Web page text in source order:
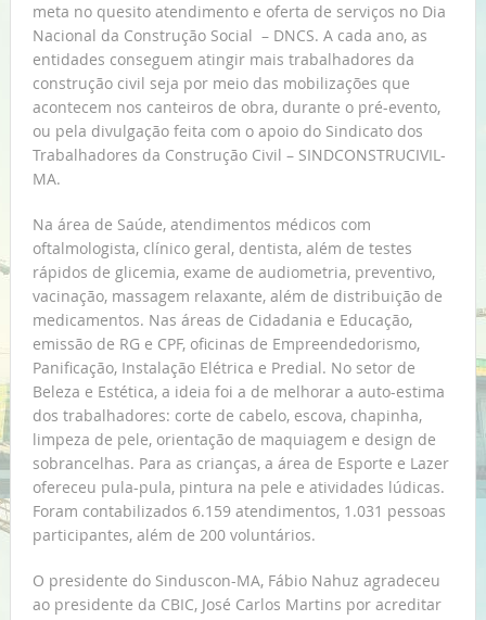
meta no quesito atendimento e oferta de serviços no Dia
Nacional da Construção Social – DNCS. A cada ano, as
entidades conseguem atingir mais trabalhadores da
construção civil seja por meio das mobilizações que
acontecem nos canteiros de obra, durante o pré-evento,
ou pela divulgação feita com o apoio do Sindicato dos
Trabalhadores da Construção Civil – SINDCONSTRUCIVIL-
MA.
Na área de Saúde, atendimentos médicos com
oftalmologista, clínico geral, dentista, além de testes
rápidos de glicemia, exame de audiometria, preventivo,
vacinação, massagem relaxante, além de distribuição de
medicamentos. Nas áreas de Cidadania e Educação,
emissão de RG e CPF, oficinas de Empreendedorismo,
Panificação, Instalação Elétrica e Predial. No setor de
Beleza e Estética, a ideia foi a de melhorar a auto-estima
dos trabalhadores: corte de cabelo, escova, chapinha,
limpeza de pele, orientação de maquiagem e design de
sobrancelhas. Para as crianças, a área de Esporte e Lazer
ofereceu pula-pula, pintura na pele e atividades lúdicas.
Foram contabilizados 6.159 atendimentos, 1.031 pessoas
participantes, além de 200 voluntários.
O presidente do Sinduscon-MA, Fábio Nahuz agradeceu
ao presidente da CBIC, José Carlos Martins por acreditar